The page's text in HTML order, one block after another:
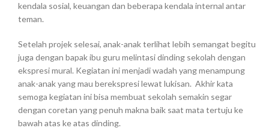
kendala sosial, keuangan dan beberapa kendala internal antar
teman.
Setelah projek selesai, anak-anak terlihat lebih semangat begitu
juga dengan bapak ibu guru melintasi dinding sekolah dengan
ekspresi mural. Kegiatan ini menjadi wadah yang menampung
anak-anak yang mau berekspresi lewat lukisan. Akhir kata
semoga kegiatan ini bisa membuat sekolah semakin segar
dengan coretan yang penuh makna baik saat mata tertuju ke
bawah atas ke atas dinding.